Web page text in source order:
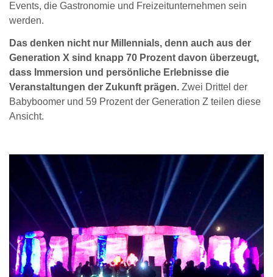
Events, die Gastronomie und Freizeitunternehmen sein
werden.
Das denken nicht nur Millennials, denn auch aus der
Generation X sind knapp 70 Prozent davon überzeugt,
dass Immersion und persönliche Erlebnisse die
Veranstaltungen der Zukunft prägen. Zwei Drittel der
Babyboomer und 59 Prozent der Generation Z teilen diese
Ansicht.